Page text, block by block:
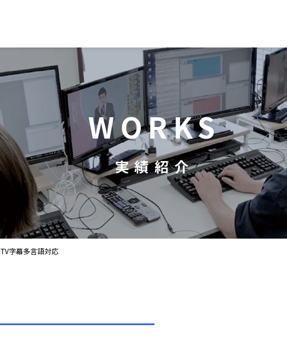
WORKS
実績紹介
TV字幕多言語対応